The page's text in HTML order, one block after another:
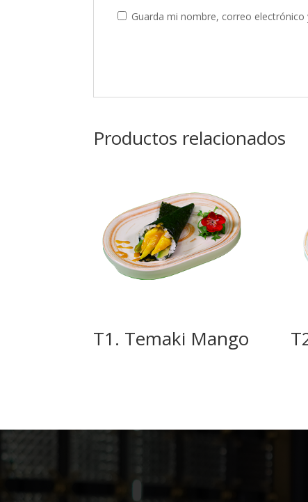
Guarda mi nombre, correo
Productos relacionados
T1. Temaki Mango